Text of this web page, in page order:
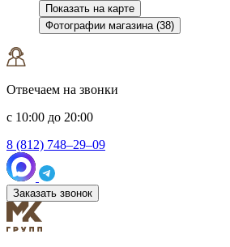
Показать на карте
Фотографии магазина (38)
Отвечаем на звонки
с 10:00 до 20:00
8 (812) 748–29–09
Заказать звонок